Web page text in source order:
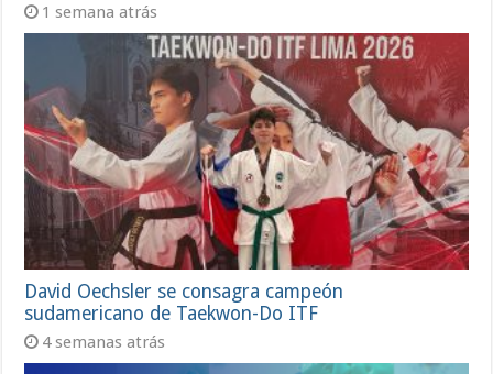
1 semana atrás
David Oechsler se consagra campeón
sudamericano de Taekwon-Do ITF
4 semanas atrás